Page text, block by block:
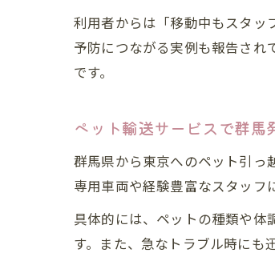
利用者からは「移動中もスタッ
予防につながる実例も報告され
です。
ペット輸送サービスで群馬
群馬県から東京へのペット引っ
専用車両や経験豊富なスタッフ
具体的には、ペットの種類や体
す。また、急なトラブル時にも